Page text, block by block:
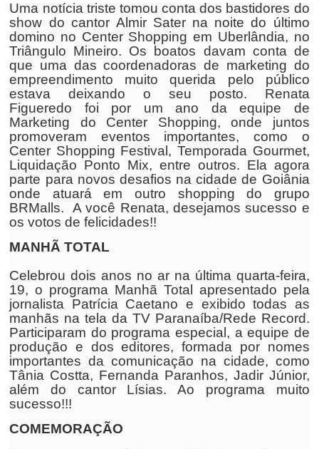
Uma notícia triste tomou conta dos bastidores do
show do cantor Almir Sater na noite do último
domino no Center Shopping em Uberlândia, no
Triângulo Mineiro. Os boatos davam conta de
que uma das coordenadoras de marketing do
empreendimento muito querida pelo público
estava deixando o seu posto. Renata
Figueredo foi por um ano da equipe de
Marketing do Center Shopping, onde juntos
promoveram eventos importantes, como o
Center Shopping Festival, Temporada Gourmet,
Liquidação Ponto Mix, entre outros. Ela agora
parte para novos desafios na cidade de Goiânia
onde atuará em outro shopping do grupo
BRMalls. A você Renata, desejamos sucesso e
os votos de felicidades!!
MANHÃ TOTAL
Celebrou dois anos no ar na última quarta-feira,
19, o programa Manhã Total apresentado pela
jornalista Patrícia Caetano e exibido todas as
manhãs na tela da TV Paranaíba/Rede Record.
Participaram do programa especial, a equipe de
produção e dos editores, formada por nomes
importantes da comunicação na cidade, como
Tânia Costta, Fernanda Paranhos, Jadir Júnior,
além do cantor Lísias. Ao programa muito
sucesso!!!
COMEMORAÇÃO